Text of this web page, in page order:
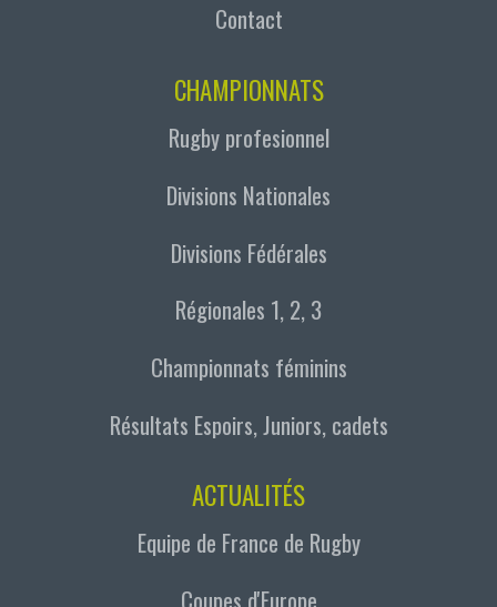
Contact
CHAMPIONNATS
Rugby profesionnel
Divisions Nationales
Divisions Fédérales
Régionales 1, 2, 3
Championnats féminins
Résultats Espoirs, Juniors, cadets
ACTUALITÉS
Equipe de France de Rugby
Coupes d'Europe